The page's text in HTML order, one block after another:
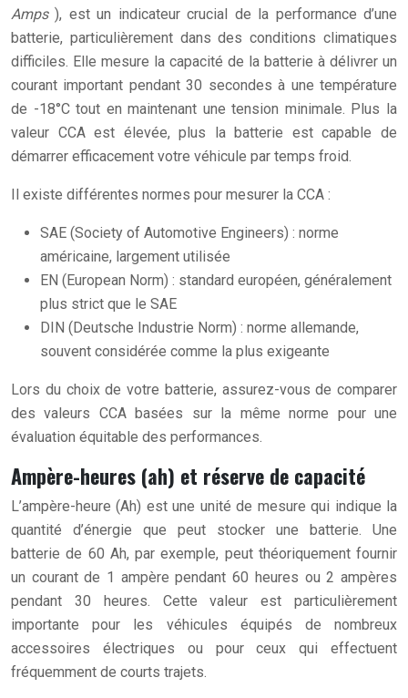
Amps), est un indicateur crucial de la performance d’une
batterie, particulièrement dans des conditions climatiques
difficiles. Elle mesure la capacité de la batterie à délivrer un
courant important pendant 30 secondes à une température
de -18°C tout en maintenant une tension minimale. Plus la
valeur CCA est élevée, plus la batterie est capable de
démarrer efficacement votre véhicule par temps froid.
Il existe différentes normes pour mesurer la CCA :
SAE (Society of Automotive Engineers) : norme
américaine, largement utilisée
EN (European Norm) : standard européen, généralement
plus strict que le SAE
DIN (Deutsche Industrie Norm) : norme allemande,
souvent considérée comme la plus exigeante
Lors du choix de votre batterie, assurez-vous de comparer
des valeurs CCA basées sur la même norme pour une
évaluation équitable des performances.
Ampère-heures (ah) et réserve de capacité
L’ampère-heure (Ah) est une unité de mesure qui indique la
quantité d’énergie que peut stocker une batterie. Une
batterie de 60 Ah, par exemple, peut théoriquement fournir
un courant de 1 ampère pendant 60 heures ou 2 ampères
pendant 30 heures. Cette valeur est particulièrement
importante pour les véhicules équipés de nombreux
accessoires électriques ou pour ceux qui effectuent
fréquemment de courts trajets.